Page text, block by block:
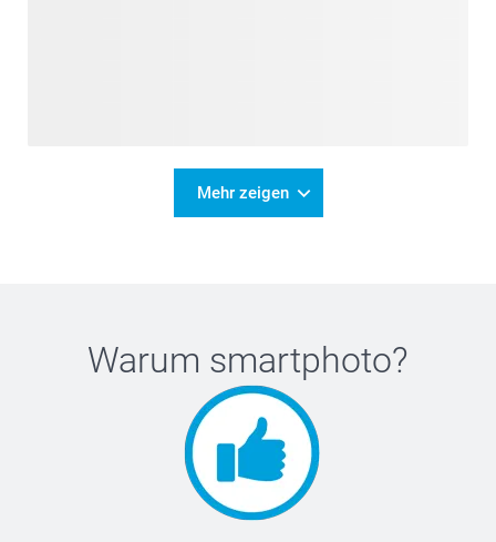
Mehr zeigen
Warum smartphoto?